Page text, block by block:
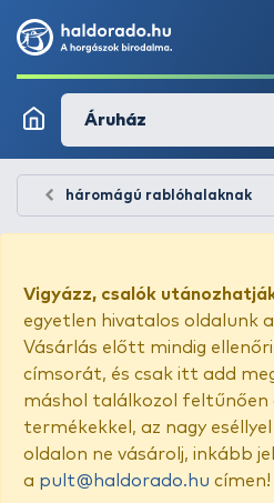
Áruház
háromágú rablóhalaknak
Vigyázz, csalók
egyetlen hivatalos oldalunk a
Vásárlás előtt mindig
címsorát, és csak itt add
máshol találkozol feltűnően
termékekkel, az nagy
oldalon ne vásárolj, inkább
a pult@haldorado.hu címen!